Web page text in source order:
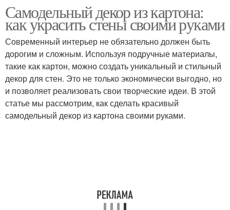
Тенденции в декоре Декор в подарок
Фигурки из картона
Самодельный декор из картона:
как украсить стены своими руками
Современный интерьер не обязательно должен быть
дорогим и сложным. Используя подручные материалы,
такие как картон, можно создать уникальный и стильный
декор для стен. Это не только экономически выгодно, но
и позволяет реализовать свои творческие идеи. В этой
статье мы рассмотрим, как сделать красивый
самодельный декор из картона своими руками.